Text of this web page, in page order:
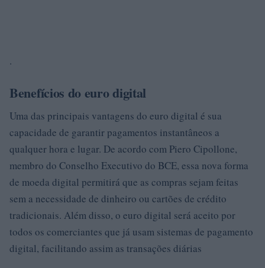
.
Benefícios do euro digital
Uma das principais vantagens do euro digital é sua
capacidade de garantir pagamentos instantâneos a
qualquer hora e lugar. De acordo com Piero Cipollone,
membro do Conselho Executivo do BCE, essa nova forma
de moeda digital permitirá que as compras sejam feitas
sem a necessidade de dinheiro ou cartões de crédito
tradicionais. Além disso, o euro digital será aceito por
todos os comerciantes que já usam sistemas de pagamento
digital, facilitando assim as transações diárias